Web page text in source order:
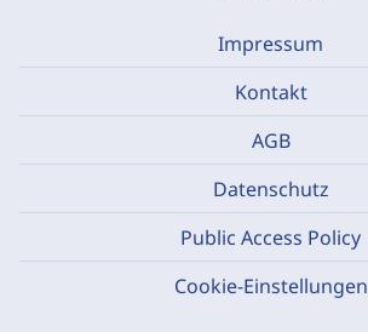
Impressum
Kontakt
AGB
Datenschutz
Public Access Policy
Cookie-Einstellungen